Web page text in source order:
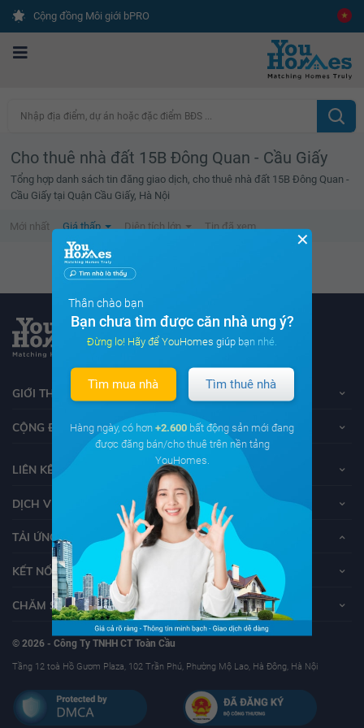
Cộng đồng Môi giới bPRO
Nhập địa điểm, dự án hoặc đặc điểm BĐS ...
Cho thuê nhà đất 15B Đông Quan - Cầu Giấy
Tổng hợp danh sách tin đăng giao dịch, cho thuê nhà đất 15B Đông Quan -
Cầu Giấy tại Quận Cầu Giấy, Hà Nội
Mới nhất Giá thấp Diện tích lớn Tin đã xem
Không tìm thấy tin bất động sản nào
GIỚI THIỆU VỀ YOUHOMES
CỘNG ĐỒNG YOUHOMERS
LIÊN KẾT
DỊCH VỤ KHÁCH HÀNG
TẢI ỨNG DỤNG YOUHOMES
KẾT NỐI VỚI YOUHOMES
CHĂM SÓC KHÁCH HÀNG
© 2026 - Công Ty TNHH CT Toàn Cầu
Tầng 12 toà Hồ Gươm Plaza, 102 Trần Phú, Phường Mộ Lao, Hà Đông, Hà Nội
✕
Thân chào bạn
Bạn chưa tìm được căn nhà ưng ý?
Đừng lo! Hãy để YouHomes giúp bạn nhé.
Tìm mua nhà Tìm thuê nhà
Hàng ngày, có hơn +2.600 bất động sản mới đang
được đăng bán/cho thuê trên nền tảng
YouHomes.